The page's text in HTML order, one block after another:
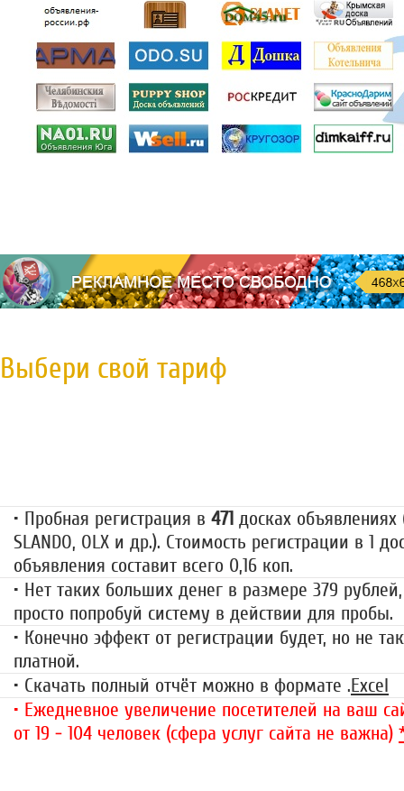
Выбери свой тариф
• Пробная регистрация в 471 досках объявлениях
SLANDO, OLX и др.). Стоимость регистрации в 1
объявления составит всего 0,16 коп.
• Нет таких больших денег в размере 379
просто попробуй систему в действии для пробы.
• Конечно эффект от регистрации будет, но не
платной.
• Скачать полный отчёт можно в формате .Excel
• Ежедневное увеличение посетителей на ваш
от 19 - 104 человек (сфера услуг сайта не важна)